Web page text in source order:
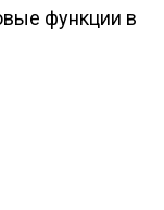
функции в